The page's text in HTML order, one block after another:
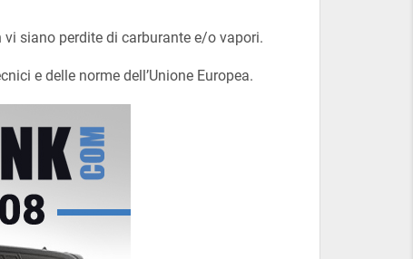
siano perdite di carburante e/o vapori.
e delle norme dell’Unione Europea.